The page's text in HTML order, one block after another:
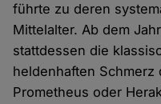
führte zu deren
Mittelalter. Ab dem
stattdessen die
heldenhaften Schmerz
Prometheus oder